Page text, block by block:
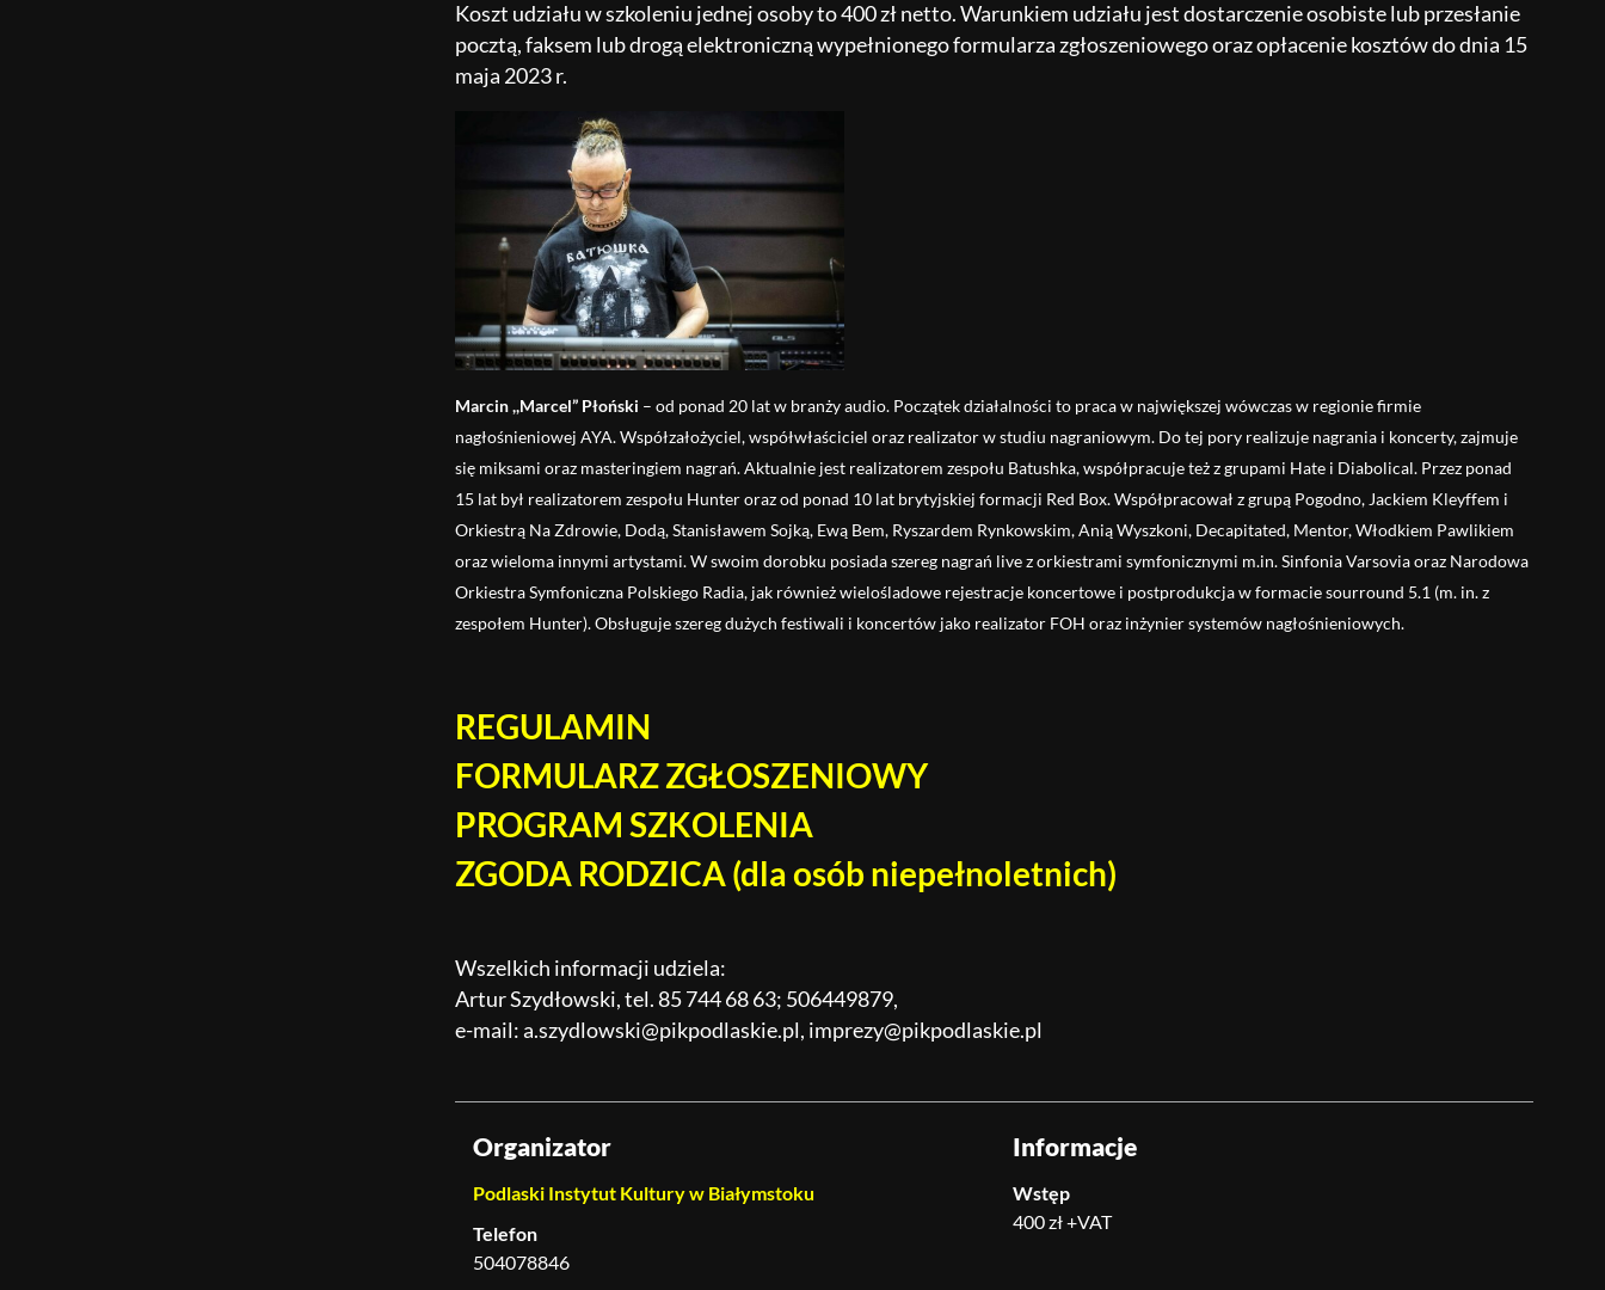
Koszt udziału w szkoleniu jednej osoby to 400 zł netto. Warunkiem udziału jest dostarczenie osobiste lub przesłanie
pocztą, faksem lub drogą elektroniczną wypełnionego formularza zgłoszeniowego oraz opłacenie kosztów do dnia 15
maja 2023 r.
Marcin ,,Marcel” Płoński – od ponad 20 lat w branży audio. Początek działalności to praca w największej wówczas w regionie firmie
nagłośnieniowej AYA. Współzałożyciel, współwłaściciel oraz realizator w studiu nagraniowym. Do tej pory realizuje nagrania i koncerty, zajmuje
się miksami oraz masteringiem nagrań. Aktualnie jest realizatorem zespołu Batushka, współpracuje też z grupami Hate i Diabolical. Przez ponad
15 lat był realizatorem zespołu Hunter oraz od ponad 10 lat brytyjskiej formacji Red Box. Współpracował z grupą Pogodno, Jackiem Kleyffem i
Orkiestrą Na Zdrowie, Dodą, Stanisławem Sojką, Ewą Bem, Ryszardem Rynkowskim, Anią Wyszkoni, Decapitated, Mentor, Włodkiem Pawlikiem
oraz wieloma innymi artystami. W swoim dorobku posiada szereg nagrań live z orkiestrami symfonicznymi m.in. Sinfonia Varsovia oraz Narodowa
Orkiestra Symfoniczna Polskiego Radia, jak również wielośladowe rejestracje koncertowe i postprodukcja w formacie sourround 5.1 (m. in. z
zespołem Hunter). Obsługuje szereg dużych festiwali i koncertów jako realizator FOH oraz inżynier systemów nagłośnieniowych.
REGULAMIN
FORMULARZ ZGŁOSZENIOWY
PROGRAM SZKOLENIA
ZGODA RODZICA (dla osób niepełnoletnich)
Wszelkich informacji udziela:
Artur Szydłowski, tel. 85 744 68 63; 506449879,
e-mail: a.szydlowski@pikpodlaskie.pl, imprezy@pikpodlaskie.pl
Organizator
Podlaski Instytut Kultury w Białymstoku
Telefon
504078846
Informacje
Wstęp
400 zł +VAT